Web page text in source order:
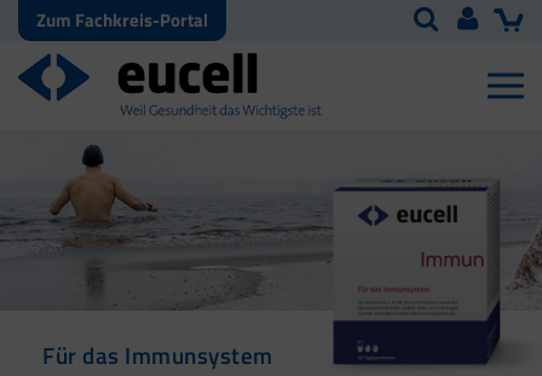
Zum Fachkreis-Portal
Für das Immunsystem
Für Haut, Haare und
Für Ihre natürliche